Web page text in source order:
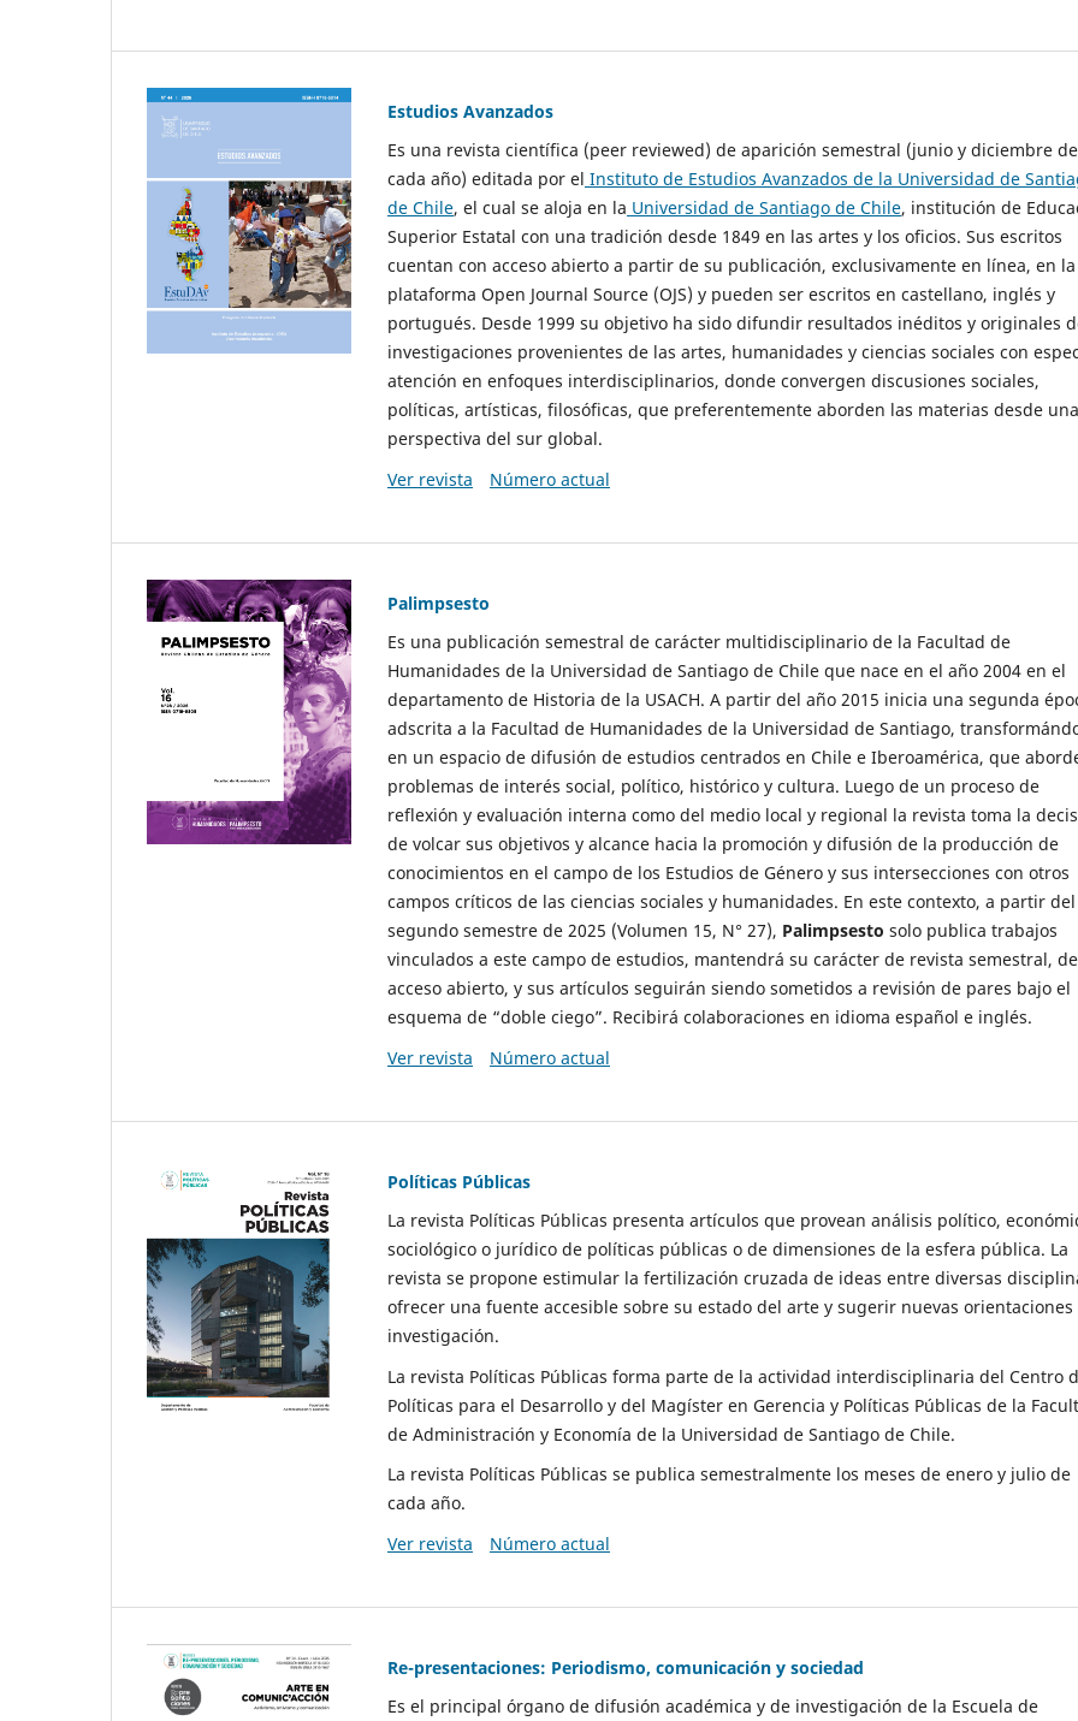
Estudios Avanzados
Es una revista científica (peer reviewed) de aparición semestral (junio y diciembre de
cada año) editada por el Instituto de Estudios Avanzados de la Universidad de
de Chile, el cual se aloja en la Universidad de Santiago de Chile, institución de
Superior Estatal con una tradición desde 1849 en las artes y los oficios. Sus escritos
cuentan con acceso abierto a partir de su publicación, exclusivamente en línea, en la
plataforma Open Journal Source (OJS) y pueden ser escritos en castellano, inglés y
portugués. Desde 1999 su objetivo ha sido difundir resultados inéditos y originales
investigaciones provenientes de las artes, humanidades y ciencias sociales con
atención en enfoques interdisciplinarios, donde convergen discusiones sociales,
políticas, artísticas, filosóficas, que preferentemente aborden las materias desde una
perspectiva del sur global.
Ver revista
Número actual
Palimpsesto
Es una publicación semestral de carácter multidisciplinario de la Facultad de
Humanidades de la Universidad de Santiago de Chile que nace en el año 2004 en el
departamento de Historia de la USACH. A partir del año 2015 inicia una segunda
adscrita a la Facultad de Humanidades de la Universidad de Santiago,
en un espacio de difusión de estudios centrados en Chile e Iberoamérica, que
problemas de interés social, político, histórico y cultura. Luego de un proceso de
reflexión y evaluación interna como del medio local y regional la revista toma la
de volcar sus objetivos y alcance hacia la promoción y difusión de la producción de
conocimientos en el campo de los Estudios de Género y sus intersecciones con otros
campos críticos de las ciencias sociales y humanidades. En este contexto, a partir del
segundo semestre de 2025 (Volumen 15, N° 27), Palimpsesto solo publica trabajos
vinculados a este campo de estudios, mantendrá su carácter de revista semestral, de
acceso abierto, y sus artículos seguirán siendo sometidos a revisión de pares bajo el
esquema de “doble ciego”. Recibirá colaboraciones en idioma español e inglés.
Ver revista
Número actual
Políticas Públicas
La revista Políticas Públicas presenta artículos que provean análisis político,
sociológico o jurídico de políticas públicas o de dimensiones de la esfera pública. La
revista se propone estimular la fertilización cruzada de ideas entre diversas
ofrecer una fuente accesible sobre su estado del arte y sugerir nuevas orientaciones
investigación.
La revista Políticas Públicas forma parte de la actividad interdisciplinaria del Centro
Políticas para el Desarrollo y del Magíster en Gerencia y Políticas Públicas de la
de Administración y Economía de la Universidad de Santiago de Chile.
La revista Políticas Públicas se publica semestralmente los meses de enero y julio de
cada año.
Ver revista
Número actual
Re-presentaciones: Periodismo, comunicación y sociedad
Es el principal órgano de difusión académica y de investigación de la Escuela de